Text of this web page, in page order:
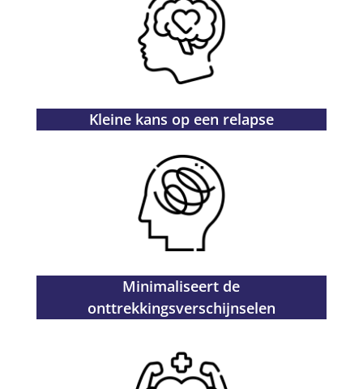
Kleine kans op een relapse
Minimaliseert de
onttrekkingsverschijnselen